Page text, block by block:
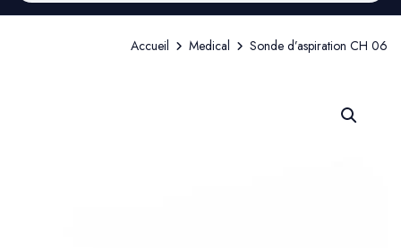
Accueil Medical Sonde d’aspiration CH 06